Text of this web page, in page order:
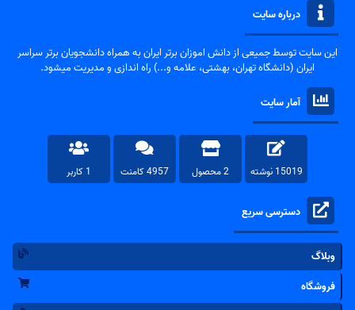
درباره سایت
این سایت توسط جمیعی از دانش اموزان برتر ایران به همراه دانشجویان برتر سراسر
ایران (دانشگاه تهران، بهشتی، علامه و...) راه اندازی و مدیریت میشود.
آمار سایت
15019 نوشته 2 محصول 4957 کامنت 1 کاربر
دسترسی سریع
وبلاگ
فروشگاه